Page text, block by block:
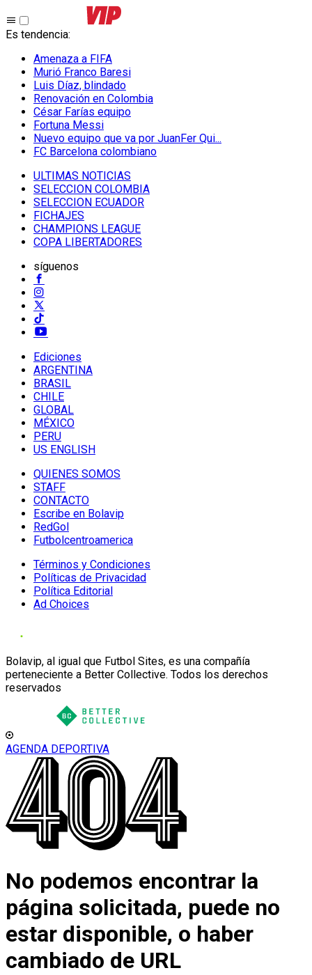
Es tendencia:
Amenaza a FIFA
Murió Franco Baresi
Luis Díaz, blindado
Renovación en Colombia
César Farías equipo
Fortuna Messi
Nuevo equipo que va por JuanFer Qui...
FC Barcelona colombiano
ULTIMAS NOTICIAS
SELECCION COLOMBIA
SELECCION ECUADOR
FICHAJES
CHAMPIONS LEAGUE
COPA LIBERTADORES
síguenos
Ediciones
ARGENTINA
BRASIL
CHILE
GLOBAL
MÉXICO
PERU
US ENGLISH
QUIENES SOMOS
STAFF
CONTACTO
Escribe en Bolavip
RedGol
Futbolcentroamerica
Términos y Condiciones
Políticas de Privacidad
Política Editorial
Ad Choices
Bolavip, al igual que Futbol Sites, es una compañía
perteneciente a Better Collective. Todos los derechos
reservados
AGENDA DEPORTIVA
No podemos encontrar la
página solicitada, puede no
estar disponible, o haber
cambiado de URL